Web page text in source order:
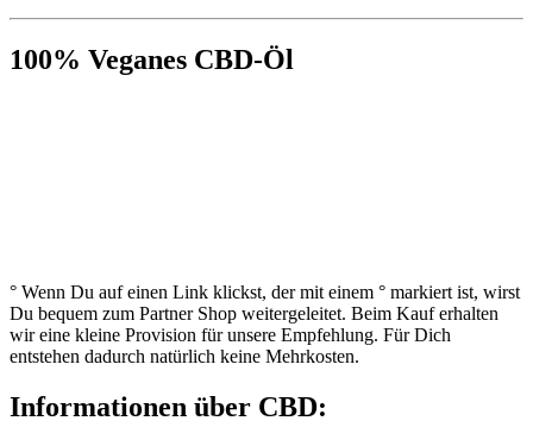
100% Veganes CBD-Öl
° Wenn Du auf einen Link klickst, der mit einem ° markiert ist, wirst
Du bequem zum Partner Shop weitergeleitet. Beim Kauf erhalten
wir eine kleine Provision für unsere Empfehlung. Für Dich
entstehen dadurch natürlich keine Mehrkosten.
Informationen über CBD: